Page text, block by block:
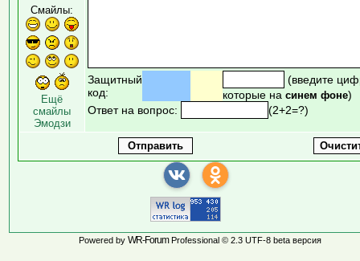
Смайлы:
Ещё
смайлы
Эмодзи
Защитный
код:
(введите
которые на синем фоне)
Ответ на вопрос:
(2+2=?)
Powered by WR-ForumProfessional © 2.3 UTF-8 beta версия